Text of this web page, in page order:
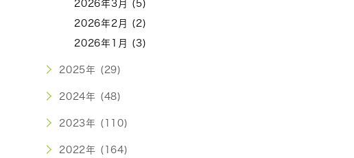
2026年3月 (5)
2026年2月 (2)
2026年1月 (3)
2025年 (29)
2024年 (48)
2023年 (110)
2022年 (164)